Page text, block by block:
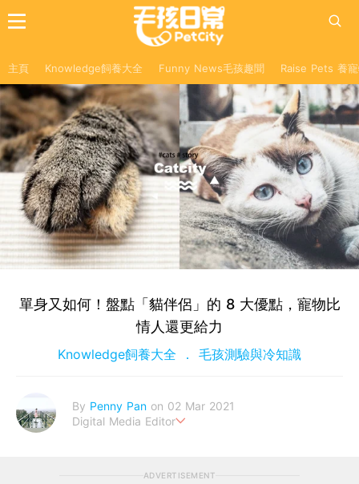
主頁 Knowledge飼養大全 Funny News毛孩趣聞 Raise Pets 養
單身又如何！盤點「貓伴侶」的 8 大優點，寵物比
情人還更給力
Knowledge飼養大全 毛孩測驗與冷知識
By Penny Pan on 02 Mar 2021
Digital Media Editor
ADVERTISEMENT